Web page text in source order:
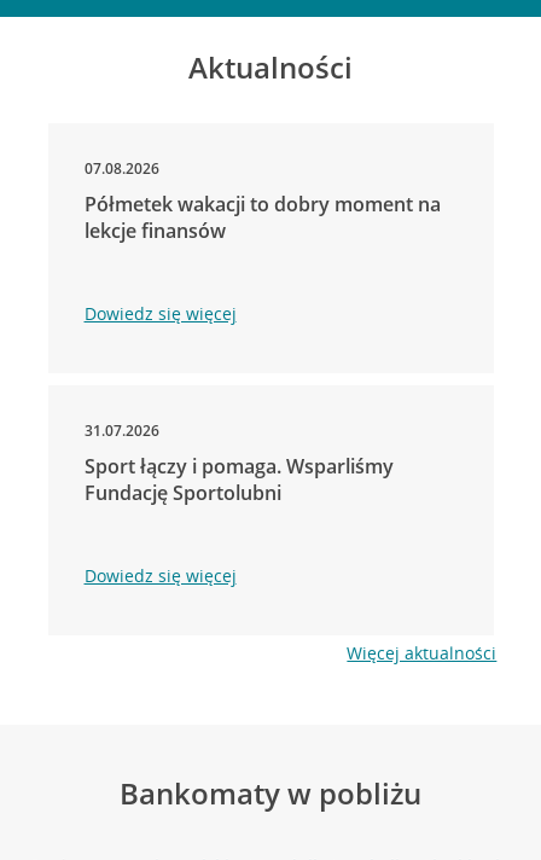
Aktualności
07.08.2026
Półmetek wakacji to dobry moment na
lekcje finansów
Dowiedz się więcej
31.07.2026
Sport łączy i pomaga. Wsparliśmy
Fundację Sportolubni
Dowiedz się więcej
Więcej aktualności
Bankomaty w pobliżu